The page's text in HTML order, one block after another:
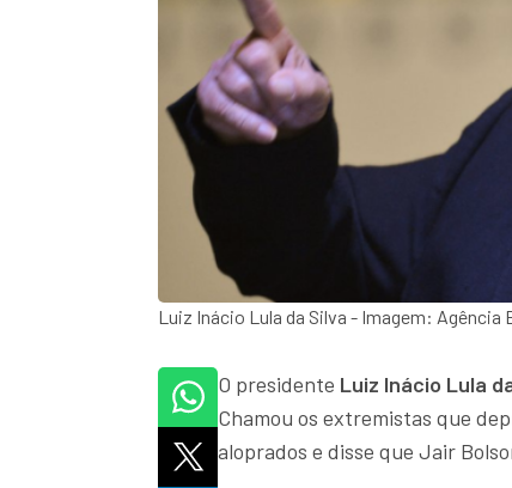
Luiz Inácio Lula da Silva - Imagem: Agência
O presidente Luiz Inácio Lula
Chamou os extremistas que
aloprados e disse que Jair